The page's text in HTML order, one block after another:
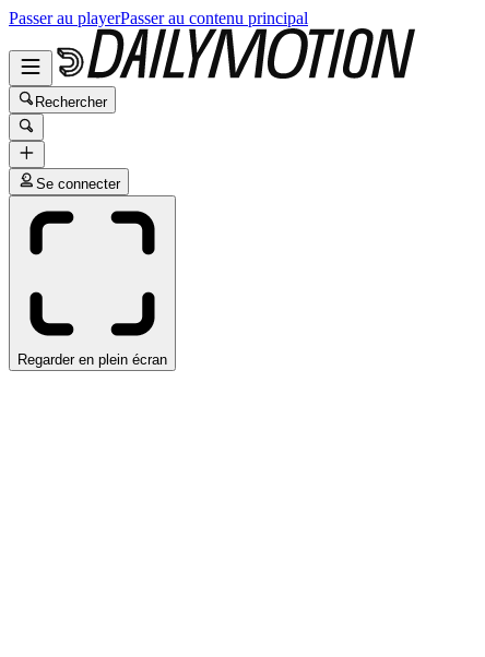
Passer au playerPasser au contenu principal
Rechercher
Se connecter
Regarder en plein écran